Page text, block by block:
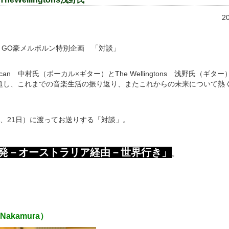
豪メルボルン特別企画 「対談」
中村氏（ボーカル×ギター）とThe Wellingtons 浅野氏（ギター
、これまでの音楽生活の振り返り、またこれからの未来について熱
21日）に渡ってお送りする「対談」。
－オーストラリア経由－世界行き」 。
）